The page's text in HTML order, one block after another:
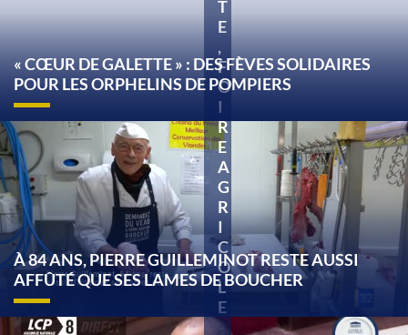
« CŒUR DE GALETTE » : DES FÈVES SOLIDAIRES
POUR LES ORPHELINS DE POMPIERS
À 84 ANS, PIERRE GUILLEMINOT RESTE AUSSI
AFFÛTÉ QUE SES LAMES DE BOUCHER
T
E
,
F
O
I
R
E
A
G
R
I
C
O
L
E